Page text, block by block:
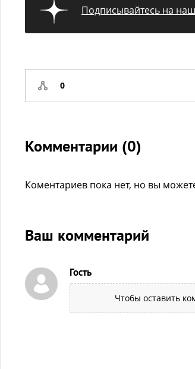
Подписывайтесь на
0
Комментарии (0)
Коментариев пока нет, но вы
Ваш комментарий
Гость
Чтобы оставить